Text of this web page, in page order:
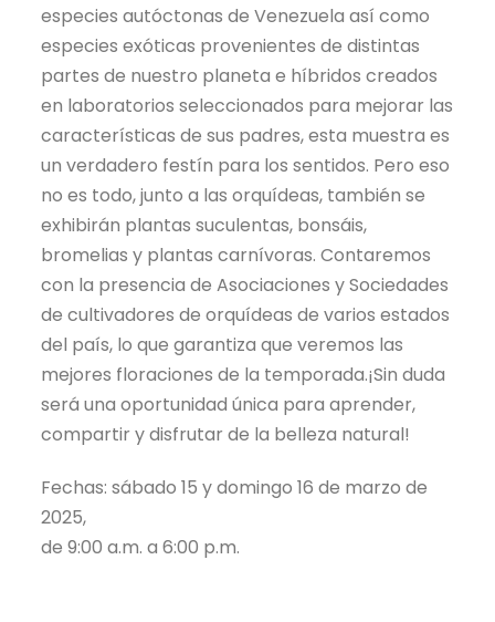
especies autóctonas de Venezuela así como
especies exóticas provenientes de distintas
partes de nuestro planeta e híbridos creados
en laboratorios seleccionados para mejorar las
características de sus padres, esta muestra es
un verdadero festín para los sentidos. Pero eso
no es todo, junto a las orquídeas, también se
exhibirán plantas suculentas, bonsáis,
bromelias y plantas carnívoras. Contaremos
con la presencia de Asociaciones y Sociedades
de cultivadores de orquídeas de varios estados
del país, lo que garantiza que veremos las
mejores floraciones de la temporada.¡Sin duda
será una oportunidad única para aprender,
compartir y disfrutar de la belleza natural!
Fechas: sábado 15 y domingo 16 de marzo de
2025,
de 9:00 a.m. a 6:00 p.m.